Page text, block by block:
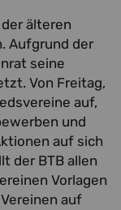
älteren
Aufgrund der
seine
Von Freitag,
auf,
und
auf sich
der BTB allen
Vorlagen
auf